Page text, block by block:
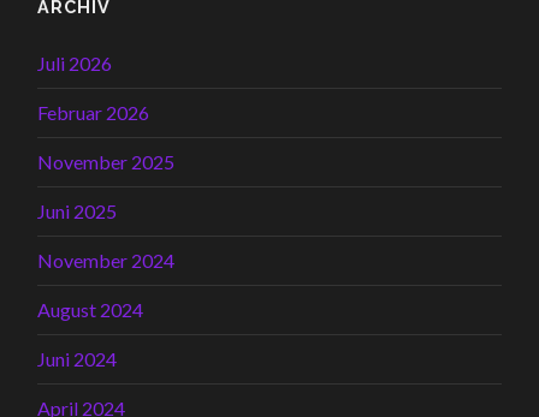
ARCHIV
Juli 2026
Februar 2026
November 2025
Juni 2025
November 2024
August 2024
Juni 2024
April 2024